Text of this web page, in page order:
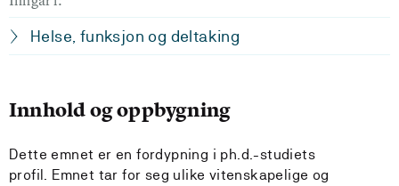
Helse, funksjon og deltaking
Innhold og oppbygning
Dette emnet er en fordypning i ph.d.-studiets
profil. Emnet tar for seg ulike vitenskapelige og